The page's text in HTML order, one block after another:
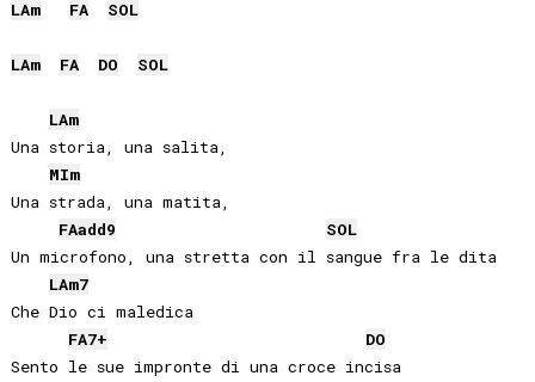
LAm FA SOL
LAm FA DO SOL
LAm
Una storia, una salita,
MIm
Una strada, una matita,
FAadd9
SOL
Un microfono, una stretta con il sangue fra le dita
LAm7
Che Dio ci maledica
FA7+
DO
Sento le sue impronte di una croce incisa